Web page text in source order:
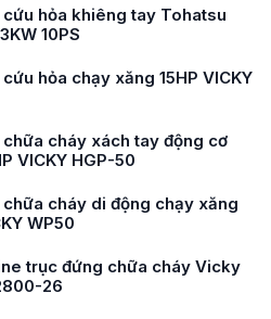
hỏa khiêng tay Tohatsu
10PS
hỏa chạy xăng 15HP VICKY
cháy xách tay động cơ
VICKY HGP-50
cháy di động chạy xăng
WP50
trục đứng chữa cháy Vicky
26